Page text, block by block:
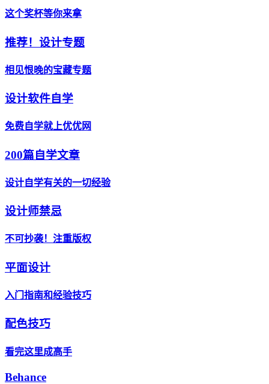
这个奖杯等你来拿
推荐！设计专题
相见恨晚的宝藏专题
设计软件自学
免费自学就上优优网
200篇自学文章
设计自学有关的一切经验
设计师禁忌
不可抄袭！注重版权
平面设计
入门指南和经验技巧
配色技巧
看完这里成高手
Behance